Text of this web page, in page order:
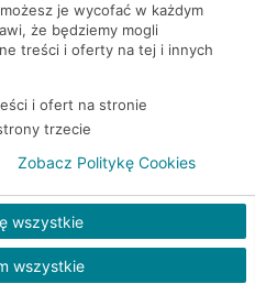
Wszelkie prawa zastrzeżone
je wycofać w każdym
że będziemy mogli
treści i oferty na tej i innych
i ofert na stronie
trzecie
wszystkie
wszystkie
Zobacz Politykę Cookies